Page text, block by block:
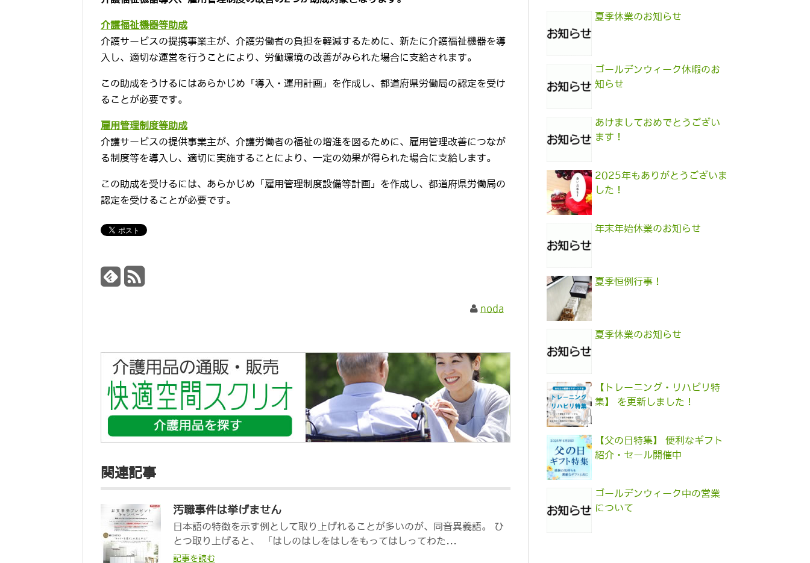
介護福祉機器等助成
介護サービスの提携事業主が、介護労働者の負担を軽減するために、新たに介護福祉機器を導
入し、適切な運営を行うことにより、労働環境の改善がみられた場合に支給されます。
この助成をうけるにはあらかじめ「導入・運用計画」を作成し、都道府県労働局の認定を受け
ることが必要です。
雇用管理制度等助成
介護サービスの提供事業主が、介護労働者の福祉の増進を図るために、雇用管理改善につなが
る制度等を導入し、適切に実施することにより、一定の効果が得られた場合に支給します。
この助成を受けるには、あらかじめ「雇用管理制度設備等計画」を作成し、都道府県労働局の
認定を受けることが必要です。
noda
関連記事
汚職事件は挙げません
日本語の特徴を示す例として取り上げれることが多いのが、同音異義語。 ひ
とつ取り上げると、 「はしのはしをはしをもってはしってわた...
記事を読む
夏季休業のお知らせ
ゴールデンウィーク休暇のお
知らせ
あけましておめでとうござい
ます！
2025年もありがとうございま
した！
年末年始休業のお知らせ
夏季恒例行事！
夏季休業のお知らせ
【トレーニング・リハビリ特
集】 を更新しました！
【父の日特集】 便利なギフト
紹介・セール開催中
ゴールデンウィーク中の営業
について